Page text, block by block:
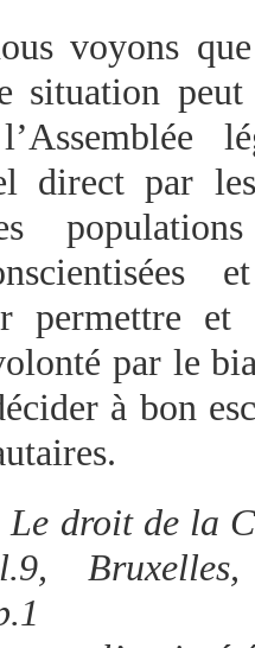
voyons
situation
direct par
permettre et
par le
à bon
droit de la